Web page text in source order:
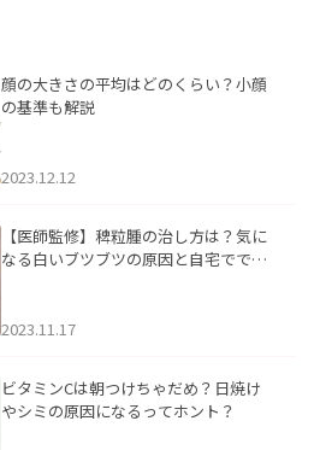
顔の大きさの平均はどのくらい？小顔
の基準も解説
2023.12.12
【医師監修】稗粒腫の治し方は？気に
なる白いブツブツの原因と自宅ででき
2023.11.17
ビタミンCは朝つけちゃだめ？日焼け
やシミの原因になるってホント？